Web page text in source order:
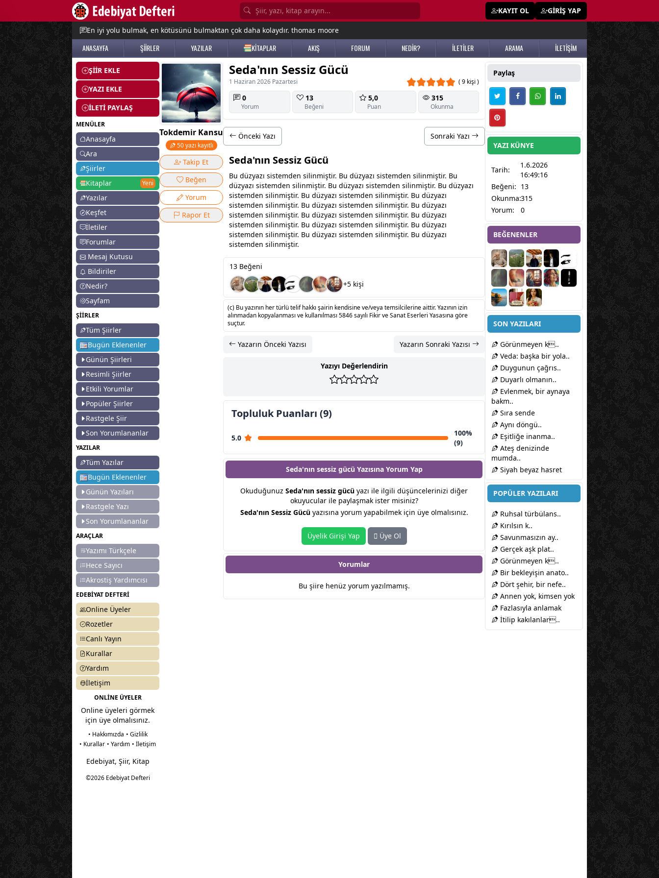
KAYIT OL GİRİŞ YAP
En iyi yolu bulmak, en kötüsünü bulmaktan çok daha kolaydır. thomas moore
ANASAYFA ŞİİRLER YAZILAR KİTAPLAR AKIŞ FORUM NEDİR? İLETİLER ARAMA İLETİŞİM
ŞİİR EKLE
YAZI EKLE
İLETİ PAYLAŞ
MENÜLER
Anasayfa
Ara
Şiirler
Kitaplar
Yeni
Yazılar
Keşfet
İletiler
Forumlar
Mesaj Kutusu
Bildiriler
Nedir?
Sayfam
ŞİİRLER
Tüm Şiirler
Bugün Eklenenler
Günün Şiirleri
Resimli Şiirler
Etkili Yorumlar
Popüler Şiirler
Rastgele Şiir
Son Yorumlananlar
YAZILAR
Tüm Yazılar
Bugün Eklenenler
Günün Yazıları
Rastgele Yazı
Son Yorumlananlar
ARAÇLAR
Yazımı Türkçele
Hece Sayıcı
Akrostiş Yardımcısı
EDEBİYAT DEFTERİ
Online Üyeler
Rozetler
Canlı Yayın
Kurallar
Yardım
İletişim
ONLİNE ÜYELER
Online üyeleri görmek
için üye olmalısınız.
• Hakkımızda • Gizlilik
• Kurallar • Yardım • İletişim
Edebiyat, Şiir, Kitap
©2026 Edebiyat Defteri
Tokdemir Kansu
50 yazı kayıtlı
Takip Et
Beğen
Yorum
Rapor Et
Seda'nın Sessiz Gücü
1 Haziran 2026 Pazartesi ( 9 kişi )
0
Yorum
13
Beğeni
5,0
Puan
315
Okunma
Önceki Yazı Sonraki Yazı
Seda'nın Sessiz Gücü
Bu düzyazı sistemden silinmiştir. Bu düzyazı sistemden silinmiştir. Bu
düzyazı sistemden silinmiştir. Bu düzyazı sistemden silinmiştir. Bu düzyazı
sistemden silinmiştir. Bu düzyazı sistemden silinmiştir. Bu düzyazı
sistemden silinmiştir. Bu düzyazı sistemden silinmiştir. Bu düzyazı
sistemden silinmiştir. Bu düzyazı sistemden silinmiştir. Bu düzyazı
sistemden silinmiştir. Bu düzyazı sistemden silinmiştir. Bu düzyazı
sistemden silinmiştir. Bu düzyazı sistemden silinmiştir. Bu düzyazı
sistemden silinmiştir.
13 Beğeni
+5 kişi
(c) Bu yazının her türlü telif hakkı şairin kendisine ve/veya temsilcilerine aittir. Yazının izin
alınmadan kopyalanması ve kullanılması 5846 sayılı Fikir ve Sanat Eserleri Yasasına göre
suçtur.
Yazarın Önceki Yazısı Yazarın Sonraki Yazısı
Yazıyı Değerlendirin
Topluluk Puanları (9)
5.0
100%
(9)
Seda'nın sessiz gücü Yazısına Yorum Yap
Okuduğunuz Seda'nın sessiz gücü yazı ile ilgili düşüncelerinizi diğer
okuyucular ile paylaşmak ister misiniz?
Seda'nın Sessiz Gücüyazısına yorum yapabilmek için üye olmalısınız.
Üyelik Girişi Yap Üye Ol
Yorumlar
Bu şiire henüz yorum yazılmamış.
Paylaş
YAZI KÜNYE
Tarih:
1.6.2026
16:49:16
Beğeni: 13
Okunma:315
Yorum:
0
BEĞENENLER
SON YAZILARI
Görünmeyen k..
Veda: başka bir yola..
Duygunun çağrıs..
Duyarlı olmanın..
Evlenmek, bir aynaya
bakm..
Sıra sende
Aynı döngü..
Eşitliğe inanma..
Ateş denizinde
mumda..
Siyah beyaz hasret
POPÜLER YAZILARI
Ruhsal türbülans..
Kırılsın k..
Savunmasızın ay..
Gerçek aşk plat..
Görünmeyen k..
Bir bekleyişin anato..
Dört şehir, bir nefe..
Annen yok, kimsen yok
Fazlasıyla anlamak
İtilip kakılanlar..
menu